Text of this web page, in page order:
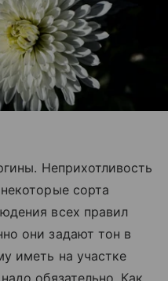
Неприхотливость
сорта
всех правил
они задают тон в
иметь на участке
обязательно. Как